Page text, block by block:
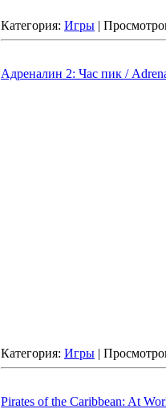
Категория: Игры |
Адреналин 2: Час пик /
Категория: Игры |
Pirates of the Caribbean: At